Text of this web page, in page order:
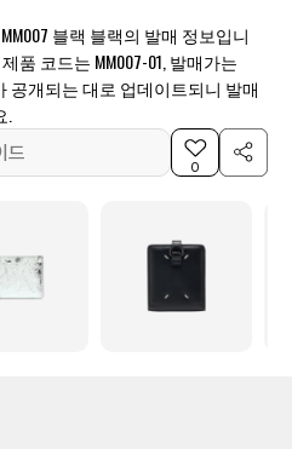
블랙 블랙의 발매 정보입니
품 코드는 MM007-01, 발매가는
공개되는 대로 업데이트되니 발매
드
0